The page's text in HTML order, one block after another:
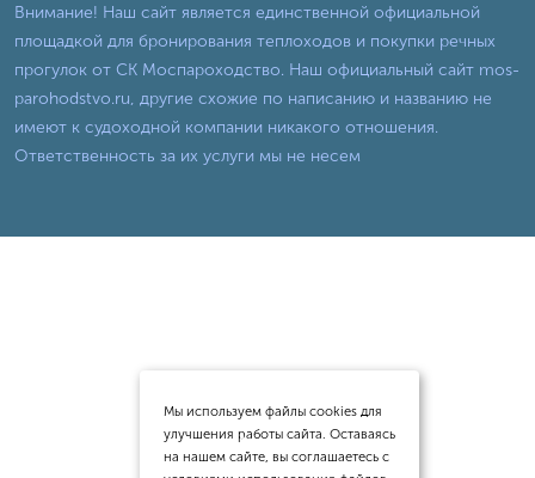
Внимание! Наш сайт является единственной официальной
площадкой для бронирования теплоходов и покупки речных
прогулок от СК Моспароходство. Наш официальный сайт mos-
parohodstvo.ru, другие схожие по написанию и названию не
имеют к судоходной компании никакого отношения.
Ответственность за их услуги мы не несем
Мы используем файлы cookies для
улучшения работы сайта. Оставаясь
на нашем сайте, вы соглашаетесь с